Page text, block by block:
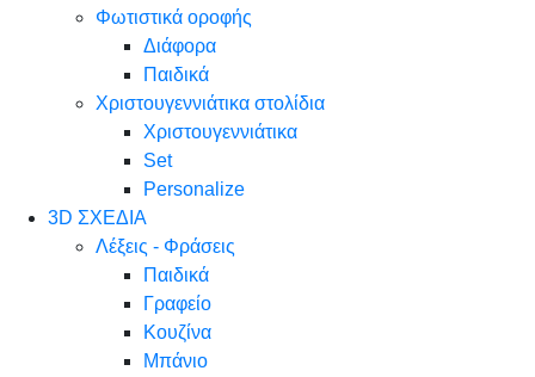
Φωτιστικά οροφής
Διάφορα
Παιδικά
Χριστουγεννιάτικα στολίδια
Χριστουγεννιάτικα
Set
Personalize
3D ΣΧΕΔΙΑ
Λέξεις - Φράσεις
Παιδικά
Γραφείο
Κουζίνα
Μπάνιο